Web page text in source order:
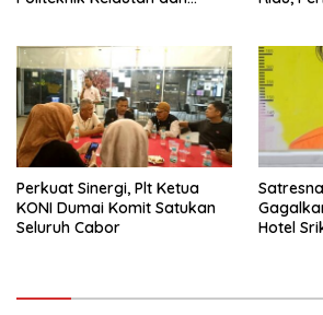
Perkuat Sinergi, Plt Ketua
KONI Dumai Komit Satukan
Seluruh Cabor
Hotel